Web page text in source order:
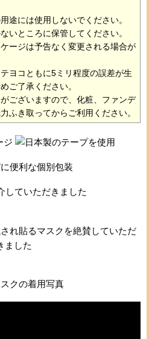
途には使用しないでください。
いところに保管してください。
ージは予告なく変更される場合が
ヨコともに5ミリ程度の誤差が生
ご了承ください。
ございますので、化粧、ファンデ
ふき取ってからご利用ください。